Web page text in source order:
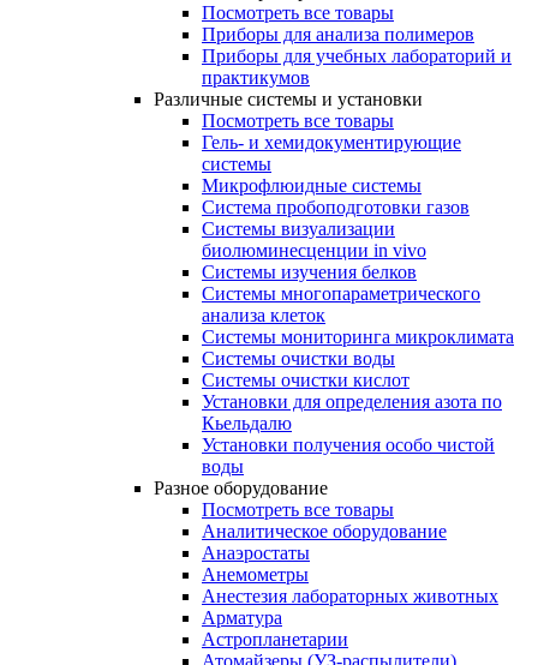
Посмотреть все товары
Приборы для анализа полимеров
Приборы для учебных лабораторий и
практикумов
Различные системы и установки
Посмотреть все товары
Гель- и хемидокументирующие
системы
Микрофлюидные системы
Система пробоподготовки газов
Системы визуализации
биолюминесценции in vivo
Системы изучения белков
Системы многопараметрического
анализа клеток
Системы мониторинга микроклимата
Системы очистки воды
Системы очистки кислот
Установки для определения азота по
Кьельдалю
Установки получения особо чистой
воды
Разное оборудование
Посмотреть все товары
Аналитическое оборудование
Анаэростаты
Анемометры
Анестезия лабораторных животных
Арматура
Астропланетарии
Атомайзеры (УЗ-распылители)